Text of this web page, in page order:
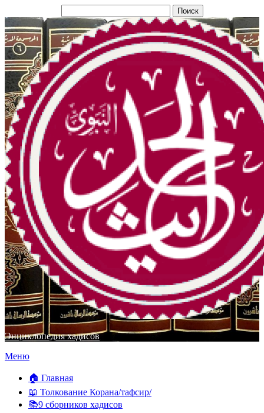
Энциклопедия хадисов
Перейти
содержимому
Меню
🏠 Главная
📖 Толкование Корана/тафсир/
📚9 сборников хадисов